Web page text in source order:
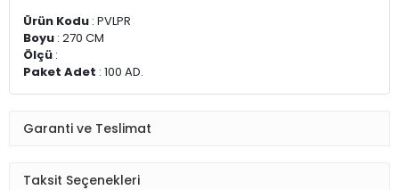
Ürün Kodu : PVLPR
Boyu : 270 CM
Ölçü :
Paket Adet : 100 AD.
Garanti ve Teslimat
Taksit Seçenekleri